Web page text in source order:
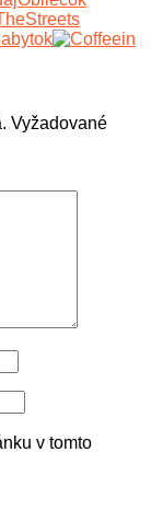
Vyžadované
v tomto